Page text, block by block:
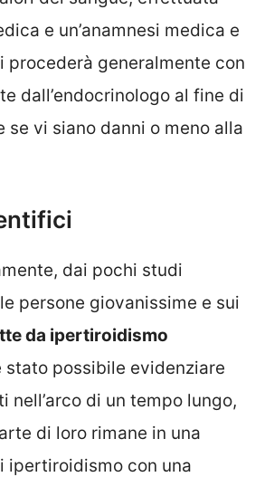
e un’anamnesi medica e
procederà generalmente con
dall’endocrinologo al fine di
se vi siano danni o meno alla
dai pochi studi
persone giovanissime e sui
da ipertiroidismo
stato possibile evidenziare
nell’arco di un tempo lungo,
di loro rimane in una
ipertiroidismo con una